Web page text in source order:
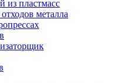
из пластмасс
металла